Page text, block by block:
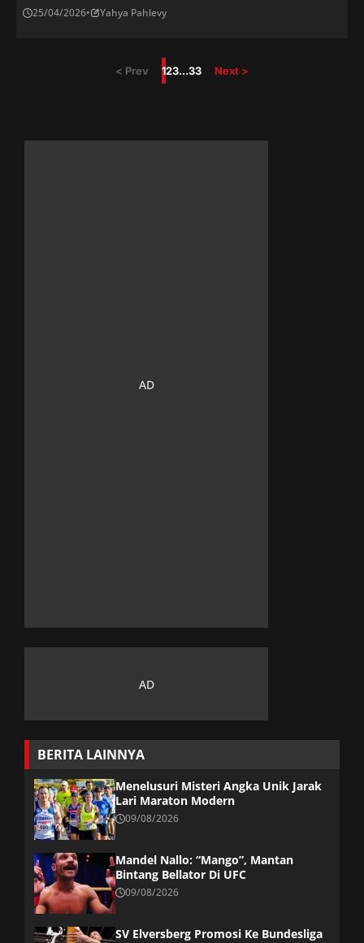
dini hari WIB. Hasil Liga Spanyol Real Betis vs Real Madrid
bergulir di Estadio La Cartuja de Sevilla pada Sabtu
25/04/2026• Yahya Pahlevy
< Prev 123…33 Next >
BERITA LAINNYA
Menelusuri Misteri Angka Unik Jarak
Lari Maraton Modern
09/08/2026
Mandel Nallo: “Mango”, Mantan
Bintang Bellator Di UFC
09/08/2026
SV Elversberg Promosi Ke Bundesliga